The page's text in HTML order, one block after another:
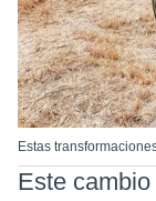
Estas
Este